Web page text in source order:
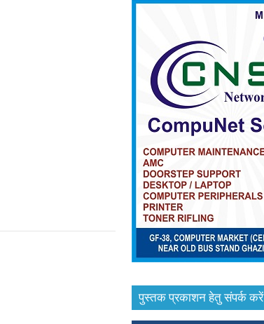
पुस्तक प्रकाशन हेतु संपर्क करें